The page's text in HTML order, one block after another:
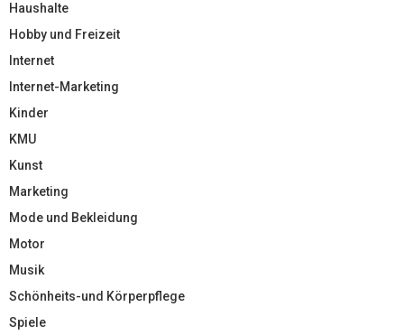
Haushalte
Hobby und Freizeit
Internet
Internet-Marketing
Kinder
KMU
Kunst
Marketing
Mode und Bekleidung
Motor
Musik
Schönheits-und Körperpflege
Spiele